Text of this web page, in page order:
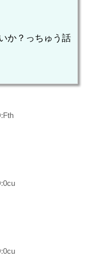
か？っちゅう話